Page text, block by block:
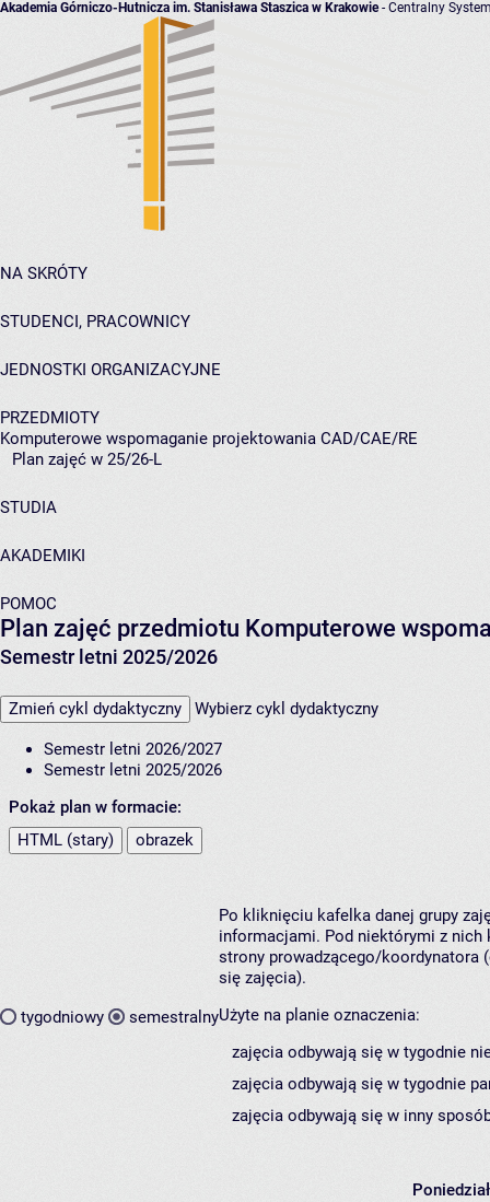
Akademia Górniczo-Hutnicza im. Stanisława Staszica w Krakowie- Centralny
NA SKRÓTY
STUDENCI, PRACOWNICY
JEDNOSTKI ORGANIZACYJNE
PRZEDMIOTY
Komputerowe wspomaganie projektowania CAD/CAE/RE
Plan zajęć w 25/26-L
STUDIA
AKADEMIKI
POMOC
Plan zajęć przedmiotu Komputerowe
Semestr letni 2025/2026
Zmień cykl dydaktyczny Wybierz cykl dydaktyczny
Semestr letni 2026/2027
Semestr letni 2025/2026
Pokaż plan w formacie:
HTML (stary)
obrazek
tygodniowy semestralny
Po kliknięciu kafelka danej grupy
informacjami. Pod niektórymi z nich
strony prowadzącego/koordynatora
się zajęcia).
Użyte na planie oznaczenia:
zajęcia odbywają się w tygodnie
zajęcia odbywają się w tygodnie
zajęcia odbywają się w inny